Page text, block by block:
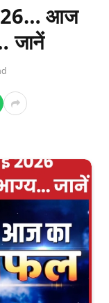
आज
जानें